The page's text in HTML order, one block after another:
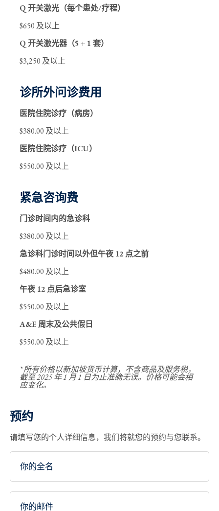
Q 开关激光（每个患处/疗程）
$650 及以上
Q 开关激光器（5 + 1 套）
$3,250 及以上
诊所外问诊费用
医院住院诊疗（病房）
$380.00 及以上
医院住院诊疗（ICU）
$550.00 及以上
紧急咨询费
门诊时间内的急诊科
$380.00 及以上
急诊科门诊时间以外但午夜 12 点之前
$480.00 及以上
午夜 12 点后急诊室
$550.00 及以上
A&E 周末及公共假日
$550.00 及以上
* 所有价格以新加坡货币计算，不含商品及服务税，
截至 2025 年 1 月 1 日为止准确无误。价格可能会相
应变化。
预约
请填写您的个人详细信息，我们将就您的预约与您联系。